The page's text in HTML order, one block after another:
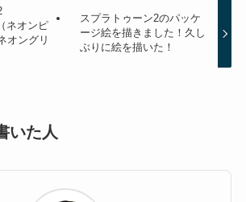
ネオンピ
オングリ
スプラトゥーン2のパッケ
ージ絵を描きました！久し
ぶりに絵を描いた！
いた人